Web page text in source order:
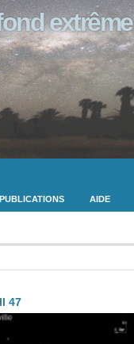
extrême
PUBLICATIONS AIDE
47